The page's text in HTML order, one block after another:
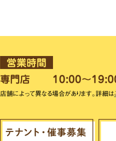
営業時間
専門店
10:00～
店舗によって異なる場合があります。詳細は